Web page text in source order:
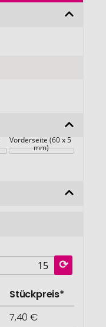
Vorderseite (60 x 5
mm)
Stückpreis*
7,40 €